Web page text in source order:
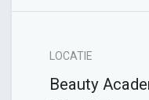
LOCATIE
Beauty